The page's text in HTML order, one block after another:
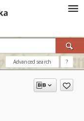
Advanced search ?